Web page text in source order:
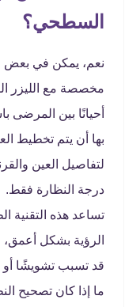
السطحي؟
نعم، يمكن في بعض
مخصصة مع الليزر
أحيانًا بين المرضى
بها أن يتم تخطيط
لتفاصيل العين
درجة النظارة فقط.
تساعد هذه التقنية
الرؤية بشكل
قد تسبب تشويشًا أو
ما إذا كان تصحيح